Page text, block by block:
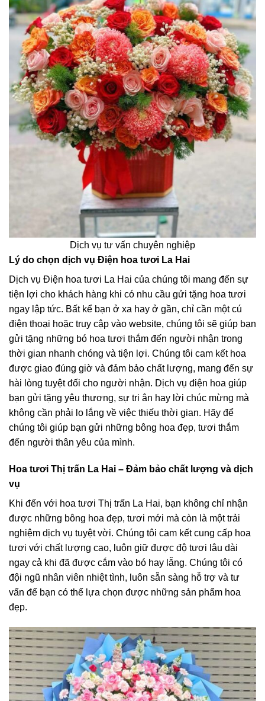
Dịch vụ tư vấn chuyên nghiệp
Lý do chọn dịch vụ Điện hoa tươi La Hai
Dịch vụ Điện hoa tươi La Hai của chúng tôi mang đến sự
tiện lợi cho khách hàng khi có nhu cầu gửi tặng hoa tươi
ngay lập tức. Bất kể bạn ở xa hay ở gần, chỉ cần một cú
điện thoại hoặc truy cập vào website, chúng tôi sẽ giúp bạn
gửi tặng những bó hoa tươi thắm đến người nhận trong
thời gian nhanh chóng và tiện lợi. Chúng tôi cam kết hoa
được giao đúng giờ và đảm bảo chất lượng, mang đến sự
hài lòng tuyệt đối cho người nhận. Dịch vụ điện hoa giúp
bạn gửi tặng yêu thương, sự tri ân hay lời chúc mừng mà
không cần phải lo lắng về việc thiếu thời gian. Hãy để
chúng tôi giúp bạn gửi những bông hoa đẹp, tươi thắm
đến người thân yêu của mình.
Hoa tươi Thị trấn La Hai – Đảm bảo chất lượng và dịch
vụ
Khi đến với hoa tươi Thị trấn La Hai, bạn không chỉ nhận
được những bông hoa đẹp, tươi mới mà còn là một trải
nghiệm dịch vụ tuyệt vời. Chúng tôi cam kết cung cấp hoa
tươi với chất lượng cao, luôn giữ được độ tươi lâu dài
ngay cả khi đã được cắm vào bó hay lẵng. Chúng tôi có
đội ngũ nhân viên nhiệt tình, luôn sẵn sàng hỗ trợ và tư
vấn để bạn có thể lựa chọn được những sản phẩm hoa
đẹp.